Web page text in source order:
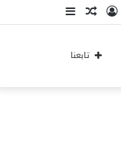
إضافةمقالتسجيل
تابعنا